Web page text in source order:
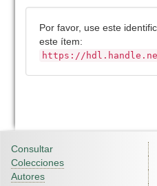
Por favor, use este
este ítem:
https://
Consultar
Colecciones
Autores